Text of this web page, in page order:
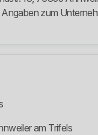
zum
am Trifels